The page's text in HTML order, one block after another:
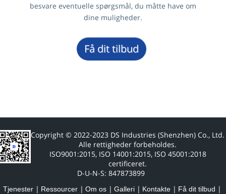
besvare eventuelle spørgsmål, du måtte have om
dine muligheder.
Få dit tilbud
Copyright © 2022-2023 DS Industries (Shenzhen) Co., Ltd.
Alle rettigheder forbeholdes.
ISO9001:2015, ISO 14001:2015, ISO 45001:2018
certificeret.
D-U-N-S: 847873899
Tjenester Ressourcer Om os Galleri Kontakte Få dit tilbud